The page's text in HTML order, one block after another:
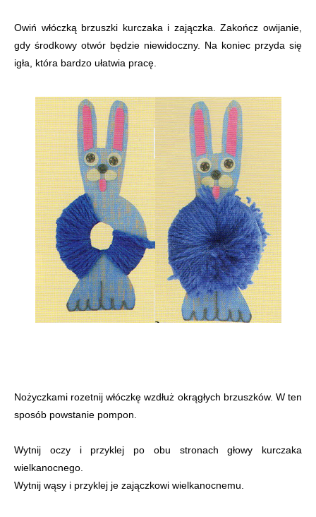
Owiń włóczką brzuszki kurczaka i zajączka. Zakończ owijanie,
gdy środkowy otwór będzie niewidoczny. Na koniec przyda się
igła, która bardzo ułatwia pracę.
Nożyczkami rozetnij włóczkę wzdłuż okrągłych brzuszków. W ten
sposób powstanie pompon.
Wytnij oczy i przyklej po obu stronach głowy kurczaka
wielkanocnego.
Wytnij wąsy i przyklej je zajączkowi wielkanocnemu.